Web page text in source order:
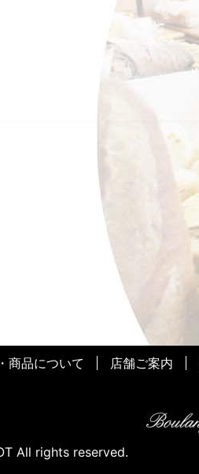
商品について 店舗ご案内
All rights reserved.